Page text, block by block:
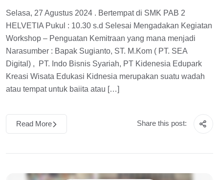
Selasa, 27 Agustus 2024 . Bertempat di SMK PAB 2
HELVETIA Pukul : 10.30 s.d Selesai Mengadakan Kegiatan
Workshop – Penguatan Kemitraan yang mana menjadi
Narasumber : Bapak Sugianto, ST. M.Kom ( PT. SEA
Digital) , PT. Indo Bisnis Syariah, PT Kidenesia Edupark
Kreasi Wisata Edukasi Kidnesia merupakan suatu wadah
atau tempat untuk baiita atau […]
Read More Share this post: